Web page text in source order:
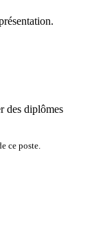
des diplômes
ce poste.